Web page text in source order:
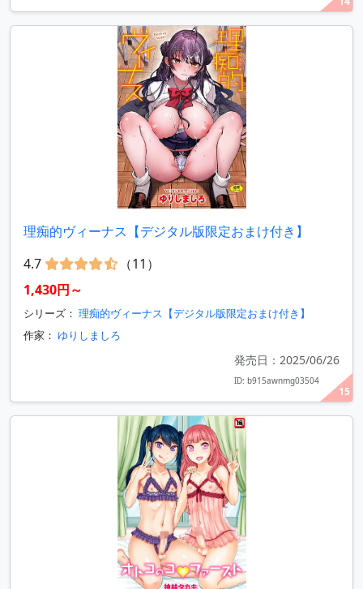
15
理痴的ヴィーナス【デジタル版限定おまけ付き】
4.7
（11）
1,430円～
シリーズ： 理痴的ヴィーナス【デジタル版限定おまけ付き】
作家： ゆりしましろ
発売日：2025/06/26
ID: b915awnmg03504